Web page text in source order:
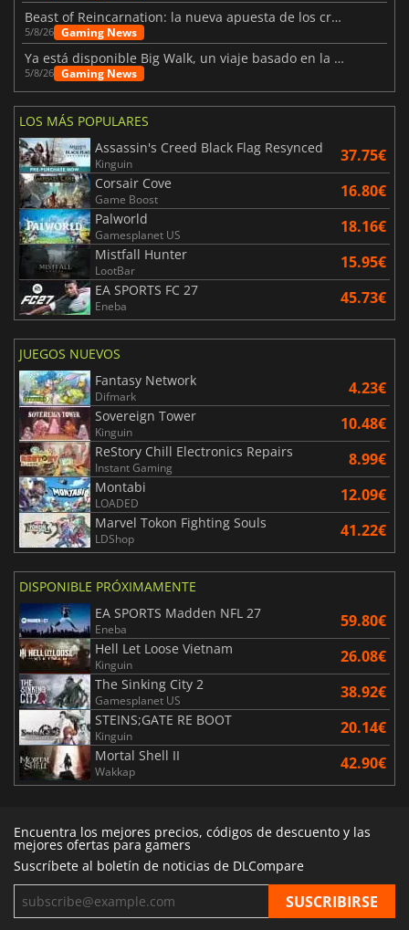
Beast of Reincarnation: la nueva apuesta de los creadores de Pokémon
5/8/26 Gaming News
Ya está disponible Big Walk, un viaje basado en la amistad
5/8/26 Gaming News
LOS MÁS POPULARES
Assassin's Creed Black Flag Resynced
Kinguin 37.75€
Corsair Cove
Game Boost 16.80€
Palworld
Gamesplanet US 18.16€
Mistfall Hunter
LootBar 15.95€
EA SPORTS FC 27
Eneba 45.73€
JUEGOS NUEVOS
Fantasy Network
Difmark 4.23€
Sovereign Tower
Kinguin 10.48€
ReStory Chill Electronics Repairs
Instant Gaming 8.99€
Montabi
LOADED 12.09€
Marvel Tokon Fighting Souls
LDShop 41.22€
DISPONIBLE PRÓXIMAMENTE
EA SPORTS Madden NFL 27
Eneba 59.80€
Hell Let Loose Vietnam
Kinguin 26.08€
The Sinking City 2
Gamesplanet US 38.92€
STEINS;GATE RE BOOT
Kinguin 20.14€
Mortal Shell II
Wakkap 42.90€
Encuentra los mejores precios, códigos de descuento y las
mejores ofertas para gamers
Suscríbete al boletín de noticias de DLCompare